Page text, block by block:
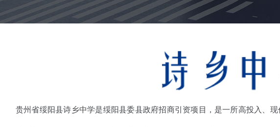
贵州省绥阳县诗乡中学是绥阳县委县政府招商引资项目，是一所高投入、